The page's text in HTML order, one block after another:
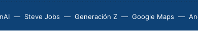
Steve Jobs Generación Z Google Maps